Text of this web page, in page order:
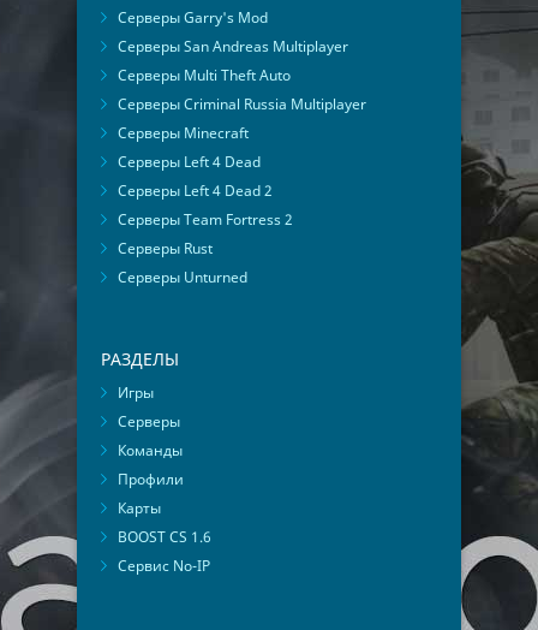
Серверы Garry's Mod
Серверы San Andreas Multiplayer
Серверы Multi Theft Auto
Серверы Criminal Russia Multiplayer
Серверы Minecraft
Серверы Left 4 Dead
Серверы Left 4 Dead 2
Серверы Team Fortress 2
Серверы Rust
Серверы Unturned
РАЗДЕЛЫ
Игры
Серверы
Команды
Профили
Карты
BOOST CS 1.6
Сервис No-IP